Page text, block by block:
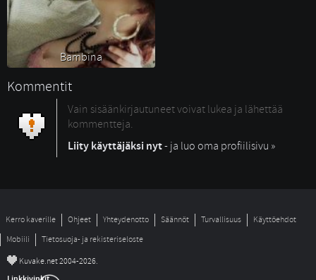
Bambina
Kommentit
Vain sisäänkirjautuneet voivat lukea ja lähettää
kommentteja.
Liity käyttäjäksi nyt- ja luo oma profiilisivu »
Kerro kaverille Ohjeet Yhteydenotto Säännöt Turvallisuus
Käyttöehdot
Mobiili
Tietosuoja- ja rekisteriseloste
© Kuvake.net 2004-2026.